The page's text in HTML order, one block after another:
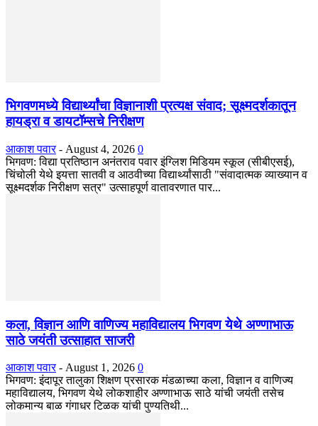
भिगवणमध्ये विद्यार्थ्यांचा विज्ञानाशी प्रत्यक्ष संवाद; सूक्ष्मदर्शकातून
हायड्रा व डायटॉम्सचे निरीक्षण
आकाश पवार - August 4, 2026 0
भिगवण: विद्या प्रतिष्ठान अनंतराव पवार इंग्लिश मिडियम स्कूल (सीबीएसई),
चिंचोली येथे इयत्ता सातवी व आठवीच्या विद्यार्थ्यांसाठी "संवादात्मक व्याख्यान व
सूक्ष्मदर्शक निरीक्षण सत्र" उत्साहपूर्ण वातावरणात पार...
कला, विज्ञान आणि वाणिज्य महाविद्यालय भिगवण येथे अण्णाभाऊ
साठे जयंती उत्साहात साजरी
आकाश पवार - August 1, 2026 0
भिगवण: इंदापूर तालुका शिक्षण प्रसारक मंडळाच्या कला, विज्ञान व वाणिज्य
महाविद्यालय, भिगवण येथे लोकशाहीर अण्णाभाऊ साठे यांची जयंती तसेच
लोकमान्य बाळ गंगाधर टिळक यांची पुण्यतिथी...